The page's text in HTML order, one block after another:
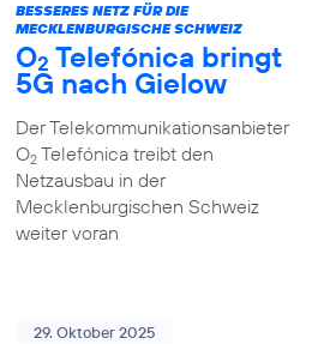
BESSERES NETZ FÜR DIE
MECKLENBURGISCHE SCHWEIZ
O2 Telefónica bringt
5G nach Gielow
Der Telekommunikationsanbieter
O2Telefónica treibt den
Netzausbau in der
Mecklenburgischen Schweiz
weiter voran
29. Oktober 2025